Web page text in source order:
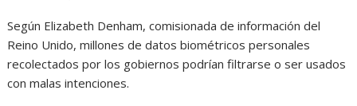
Según Elizabeth Denham, comisionada de información del
Reino Unido, millones de datos biométricos personales
recolectados por los gobiernos podrían filtrarse o ser usados
con malas intenciones.